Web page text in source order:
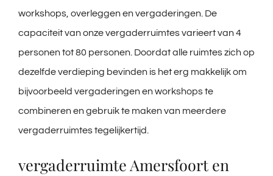
workshops, overleggen en vergaderingen. De
capaciteit van onze vergaderruimtes varieert van 4
personen tot 80 personen. Doordat alle ruimtes zich op
dezelfde verdieping bevinden is het erg makkelijk om
bijvoorbeeld vergaderingen en workshops te
combineren en gebruik te maken van meerdere
vergaderruimtes tegelijkertijd.
vergaderruimte Amersfoort en